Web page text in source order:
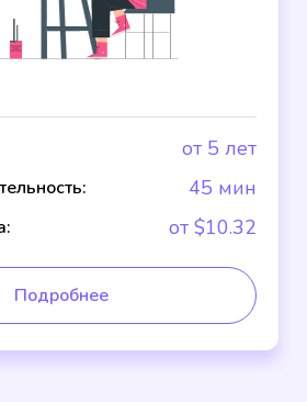
от 5 лет
45 мин
от $10.32
Подробнее